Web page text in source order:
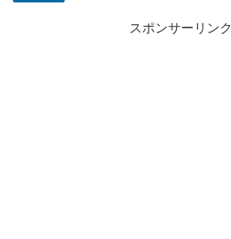
スポンサーリンク